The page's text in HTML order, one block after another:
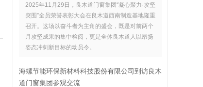
2025年11月29日，良木道门窗集团“凝心聚力·攻坚
突围”全员荣誉表彰大会在良木道西南制造基地隆重
召开。这场以奋斗者为主角的盛会，既是对前两个
月攻坚成果的集中检阅，更是全体良木道人以昂扬
姿态冲刺新目标的动员令。
海螺节能环保新材料科技股份有限公司到访良木
道门窗集团参观交流